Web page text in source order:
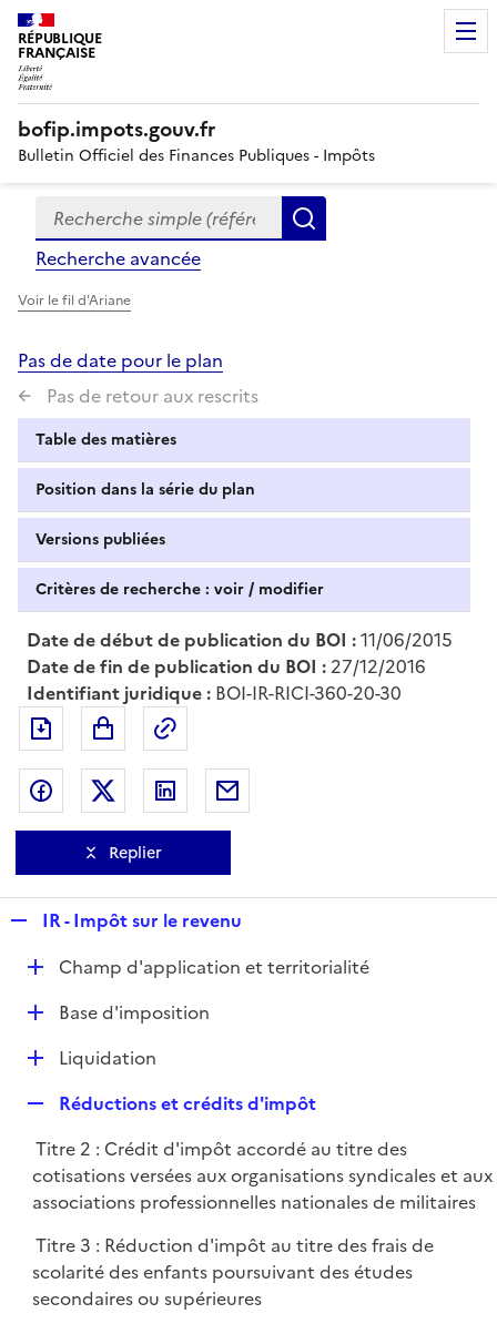
RÉPUBLIQUE
FRANÇAISE
bofip.impots.gouv.fr
Bulletin Officiel des Finances Publiques - Impôts
Formulaire
de
recherche
Recherche simple (références, mots clés, partie du
Recherche avancée
Voir le fil d'Ariane
Pas de date pour le plan
Pas de retour aux rescrits
Table des matières
Position dans la série du plan
Versions publiées
Critères de recherche : voir / modifier
Date de début de publication du BOI :11/06/2015
Date de fin de publication du BOI : 27/12/2016
Identifiant juridique : BOI-IR-RICI-360-20-30
Exporter le document au format pdf
Partager sur Facebook
Partager sur Twitter
Partager sur LinkedIn
Replier
p
l
i
e
IR - Impôt sur le revenu
DChamp d'application et territorialité
D
e
r
Base d'imposition
D
l
i
e
r
Liquidation
p
l
i
e
Réductions et crédits d'impôt
Titre 2 : Crédit d'impôt accordé au titre des
cotisations versées aux organisations syndicales et aux
associations professionnelles nationales de militaires
Titre 3 : Réduction d'impôt au titre des frais de
scolarité des enfants poursuivant des études
secondaires ou supérieures